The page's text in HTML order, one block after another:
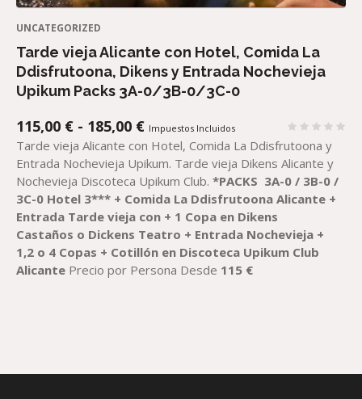
UNCATEGORIZED
Tarde vieja Alicante con Hotel, Comida La
Ddisfrutoona, Dikens y Entrada Nochevieja
Upikum Packs 3A-0/3B-0/3C-0
115,00 € - 185,00 €RANGO
DE
PRECIOS:
DESDE
115,00 €
HASTA
185,00 €
Impuestos Incluidos
Tarde vieja Alicante con Hotel, Comida La Ddisfrutoona y
Entrada Nochevieja Upikum. Tarde vieja Dikens Alicante y
Nochevieja Discoteca Upikum Club.*PACKS 3A-0 / 3B-0 /
3C-0 Hotel 3*** + Comida La Ddisfrutoona Alicante +
Entrada Tarde vieja con + 1 Copa en Dikens
Castaños o Dickens Teatro + Entrada Nochevieja +
1,2 o 4 Copas + Cotillón en Discoteca Upikum Club
Alicante Precio por Persona Desde 115 €